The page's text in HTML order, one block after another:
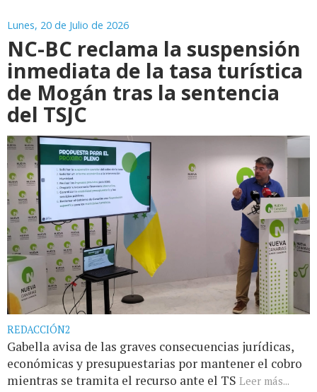
Lunes, 20 de Julio de 2026
NC-BC reclama la suspensión
inmediata de la tasa turística
de Mogán tras la sentencia
del TSJC
REDACCIÓN2
Gabella avisa de las graves consecuencias jurídicas,
económicas y presupuestarias por mantener el cobro
mientras se tramita el recurso ante el TS Leer más...